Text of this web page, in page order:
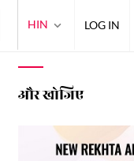
और खोजिए
HIN LOG IN